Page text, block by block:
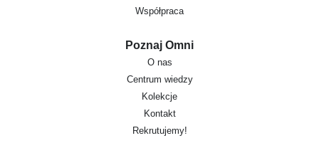
Współpraca
Poznaj Omni
O nas
Centrum wiedzy
Kolekcje
Kontakt
Rekrutujemy!